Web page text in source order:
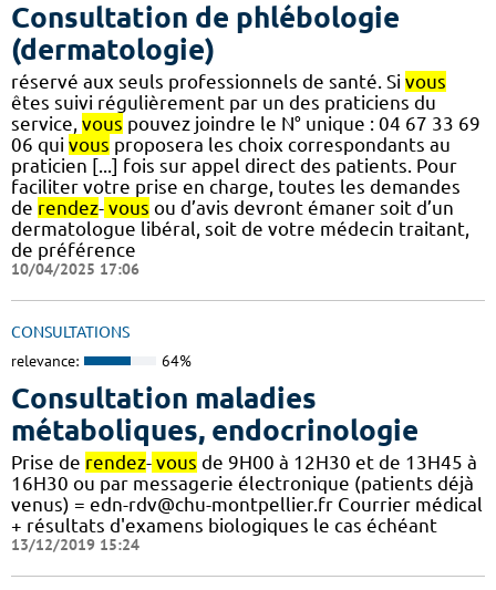
Consultation de phlébologie
(dermatologie)
réservé aux seuls professionnels de santé. Si vous
êtes suivi régulièrement par un des praticiens du
service, vous pouvez joindre le N° unique : 04 67 33 69
06 qui vous proposera les choix correspondants au
praticien [...] fois sur appel direct des patients. Pour
faciliter votre prise en charge, toutes les demandes
de rendez- vous ou d’avis devront émaner soit d’un
dermatologue libéral, soit de votre médecin traitant,
de préférence
10/04/2025 17:06
CONSULTATIONS
relevance: 64%
Consultation maladies
métaboliques, endocrinologie
Prise de rendez- vous de 9H00 à 12H30 et de 13H45 à
16H30 ou par messagerie électronique (patients déjà
venus) = edn-rdv@chu-montpellier.fr Courrier médical
+ résultats d'examens biologiques le cas échéant
13/12/2019 15:24